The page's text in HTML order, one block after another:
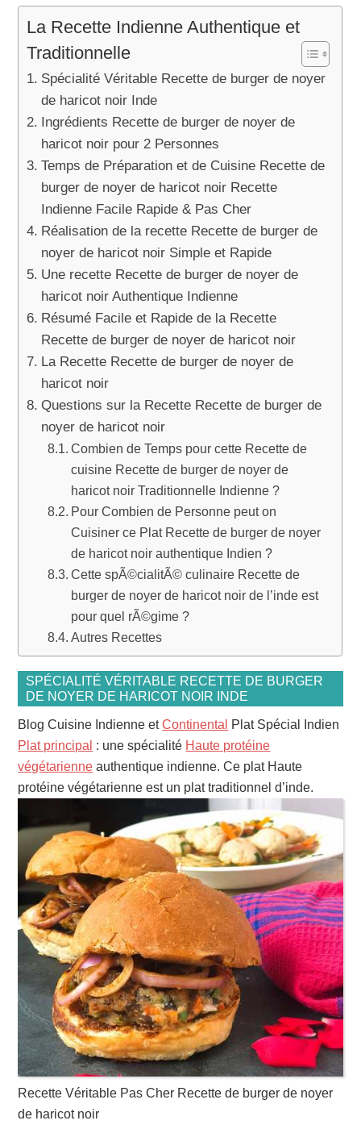
La Recette Indienne Authentique et
Traditionnelle
Spécialité Véritable Recette de burger de noyer
de haricot noir Inde
Ingrédients Recette de burger de noyer de
haricot noir pour 2 Personnes
Temps de Préparation et de Cuisine Recette de
burger de noyer de haricot noir Recette
Indienne Facile Rapide & Pas Cher
Réalisation de la recette Recette de burger de
noyer de haricot noir Simple et Rapide
Une recette Recette de burger de noyer de
haricot noir Authentique Indienne
Résumé Facile et Rapide de la Recette
Recette de burger de noyer de haricot noir
La Recette Recette de burger de noyer de
haricot noir
Questions sur la Recette Recette de burger de
noyer de haricot noir
Combien de Temps pour cette Recette de
cuisine Recette de burger de noyer de
haricot noir Traditionnelle Indienne ?
Pour Combien de Personne peut on
Cuisiner ce Plat Recette de burger de noyer
de haricot noir authentique Indien ?
Cette spÃ©cialitÃ© culinaire Recette de
burger de noyer de haricot noir de l’inde est
pour quel rÃ©gime ?
Autres Recettes
SPÉCIALITÉ VÉRITABLE RECETTE DE BURGER
DE NOYER DE HARICOT NOIR INDE
Blog Cuisine Indienne etContinental
Plat Spécial Indien
Plat principal : une spécialité Haute protéine
végétarienne authentique indienne. Ce plat Haute
protéine végétarienne est un plat traditionnel d’inde.
Recette Véritable Pas Cher Recette de burger de noyer
de haricot noir